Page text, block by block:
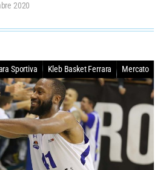
2020
Sportiva Kleb Basket Ferrara Mercato